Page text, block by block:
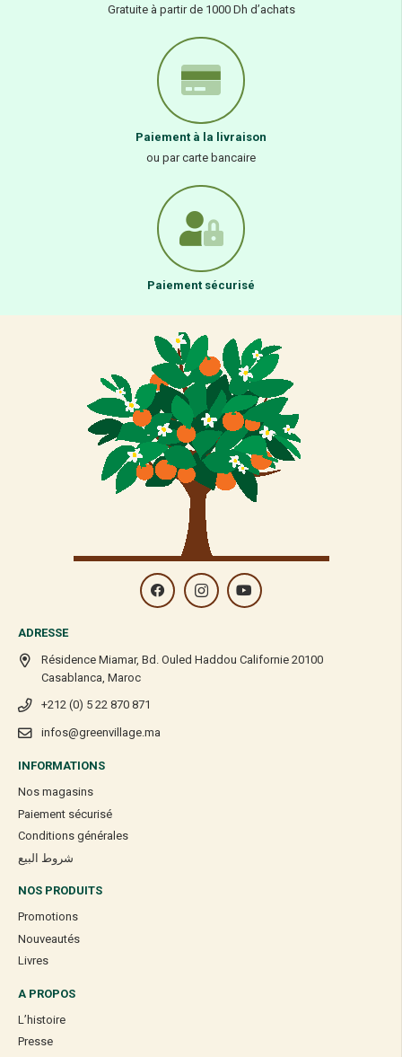
Gratuite à partir de 1000 Dh d’achats
Paiement à la livraison
ou par carte bancaire
Paiement sécurisé
ADRESSE
Résidence Miamar, Bd. Ouled Haddou Californie 20100
Casablanca, Maroc
+212 (0) 5 22 870 871
infos@greenvillage.ma
INFORMATIONS
Nos magasins
Paiement sécurisé
Conditions générales
شروط البيع
NOS PRODUITS
Promotions
Nouveautés
Livres
A PROPOS
L’histoire
Presse